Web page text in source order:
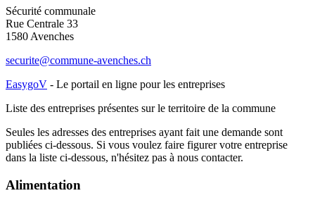
Sécurité communale
Rue Centrale 33
1580 Avenches
securite@commune-avenches.ch
EasygoV - Le portail en ligne pour les entreprises
Liste des entreprises présentes sur le territoire de la commune
Seules les adresses des entreprises ayant fait une demande sont
publiées ci-dessous. Si vous voulez faire figurer votre entreprise
dans la liste ci-dessous, n'hésitez pas à nous contacter.
Alimentation